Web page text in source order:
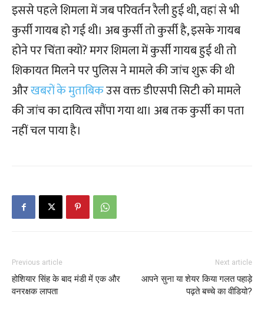
इससे पहले शिमला में जब परिवर्तन रैली हुई थी, वहां से भी
कुर्सी गायब हो गई थी। अब कुर्सी तो कुर्सी है, इसके गायब
होने पर चिंता क्यों? मगर शिमला में कुर्सी गायब हुई थी तो
शिकायत मिलने पर पुलिस ने मामले की जांच शुरू की थी
औरखबरों के मुताबिकउस वक्त डीएसपी सिटी को मामले
की जांच का दायित्व सौंपा गया था। अब तक कुर्सी का पता
नहीं चल पाया है।
Previous article
होशियार सिंह के बाद मंडी में एक और
वनरक्षक लापता
Next article
आपने सुना या शेयर किया गलत पहाड़े
पढ़ते बच्चे का वीडियो?